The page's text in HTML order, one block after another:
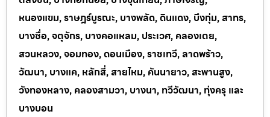
หนองแขม, ราษฎร์บูรณะ, บางพลัด, ดินแดง, บึงกุ่ม, สาทร,
บางซื่อ, จตุจักร, บางคอแหลม, ประเวศ, คลองเตย,
สวนหลวง, จอมทอง, ดอนเมือง, ราชเทวี, ลาดพร้าว,
วัฒนา, บางแค, หลักสี่, สายไหม, คันนายาว, สะพานสูง,
วังทองหลาง, คลองสามวา, บางนา, ทวีวัฒนา, ทุ่งครุ และ
บางบอน